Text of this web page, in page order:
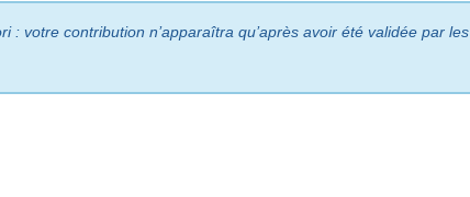
: votre contribution n’apparaîtra qu’après avoir été validée par les